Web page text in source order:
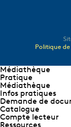
Politique
Médiathèque
Pratique
Médiathèque
Infos pratiques
Demande de
Catalogue
Compte lecteur
Ressources